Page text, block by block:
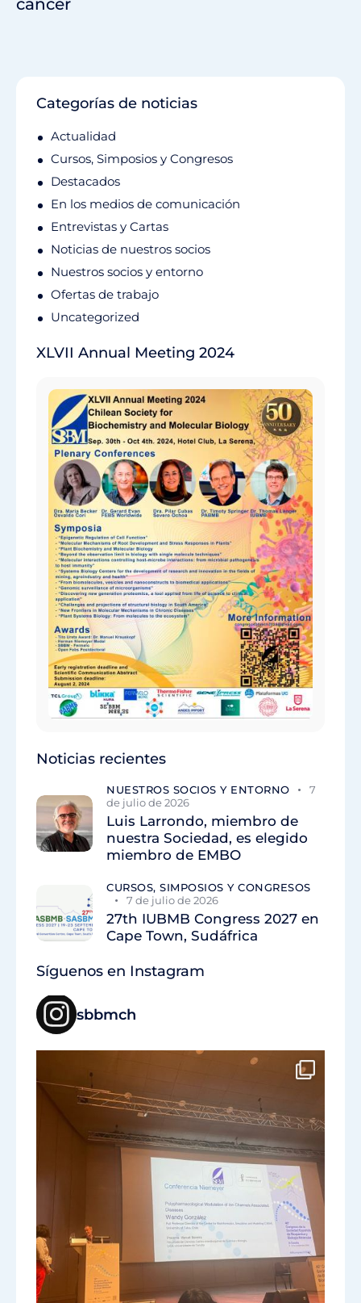
cáncer
Categorías de noticias
Actualidad
Cursos, Simposios y Congresos
Destacados
En los medios de comunicación
Entrevistas y Cartas
Noticias de nuestros socios
Nuestros socios y entorno
Ofertas de trabajo
Uncategorized
XLVII Annual Meeting 2024
Noticias recientes
NUESTROS SOCIOS Y ENTORNO
7
de julio de 2026
Luis Larrondo, miembro de
nuestra Sociedad, es elegido
miembro de EMBO
CURSOS, SIMPOSIOS Y CONGRESOS
7 de julio de 2026
27th IUBMB Congress 2027 en
Cape Town, Sudáfrica
Síguenos en Instagram
sbbmch